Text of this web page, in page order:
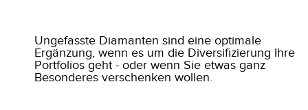
Ungefasste Diamanten sind eine optimale
Ergänzung, wenn es um die Diversifizierung Ihre
Portfolios geht - oder wenn Sie etwas ganz
Besonderes verschenken wollen.